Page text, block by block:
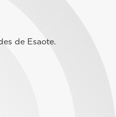
de Esaote.